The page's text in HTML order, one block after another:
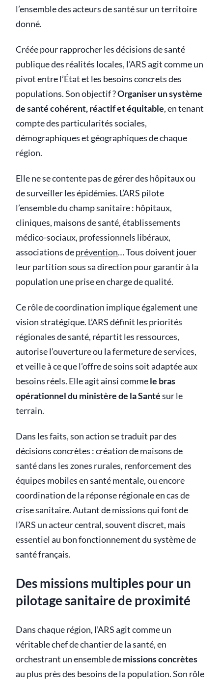
l’ensemble des acteurs de santé sur un territoire
donné.
Créée pour rapprocher les décisions de santé
publique des réalités locales, l’ARS agit comme un
pivot entre l’État et les besoins concrets des
populations. Son objectif ?Organiser un système
de santé cohérent, réactif et équitable, en tenant
compte des particularités sociales,
démographiques et géographiques de chaque
région.
Elle ne se contente pas de gérer des hôpitaux ou
de surveiller les épidémies. L’ARS pilote
l’ensemble du champ sanitaire : hôpitaux,
cliniques, maisons de santé, établissements
médico-sociaux, professionnels libéraux,
associations deprévention… Tous doivent jouer
leur partition sous sa direction pour garantir à la
population une prise en charge de qualité.
Ce rôle de coordination implique également une
vision stratégique. L’ARS définit les priorités
régionales de santé, répartit les ressources,
autorise l’ouverture ou la fermeture de services,
et veille à ce que l’offre de soins soit adaptée aux
besoins réels. Elle agit ainsi commele bras
opérationnel du ministère de la Santésur le
terrain.
Dans les faits, son action se traduit par des
décisions concrètes : création de maisons de
santé dans les zones rurales, renforcement des
équipes mobiles en santé mentale, ou encore
coordination de la réponse régionale en cas de
crise sanitaire. Autant de missions qui font de
l’ARS un acteur central, souvent discret, mais
essentiel au bon fonctionnement du système de
santé français.
Des missions multiples pour un
pilotage sanitaire de proximité
Dans chaque région, l’ARS agit comme un
véritable chef de chantier de la santé, en
orchestrant un ensemble demissions concrètes
au plus près des besoins de la population. Son rôle